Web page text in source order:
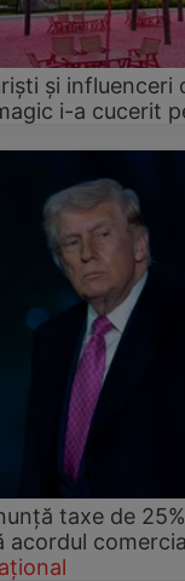
și
i-a cucerit
taxe de
acordul